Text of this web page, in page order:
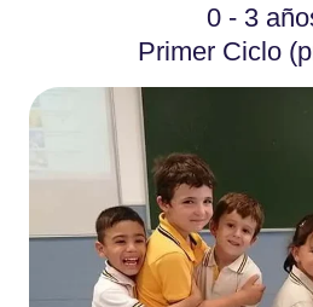
0 - 3
Primer Ciclo